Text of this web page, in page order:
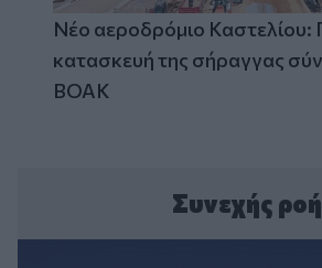
Νέο αεροδρόμιο
κατασκευή της σήραγγας
ΒΟΑΚ
Συνεχής ροή